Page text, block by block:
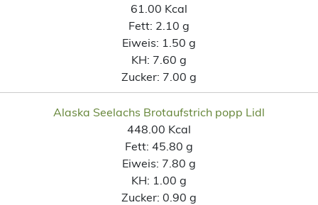
61.00 Kcal
Fett: 2.10 g
Eiweis: 1.50 g
KH: 7.60 g
Zucker: 7.00 g
Alaska Seelachs Brotaufstrich popp Lidl
448.00 Kcal
Fett: 45.80 g
Eiweis: 7.80 g
KH: 1.00 g
Zucker: 0.90 g